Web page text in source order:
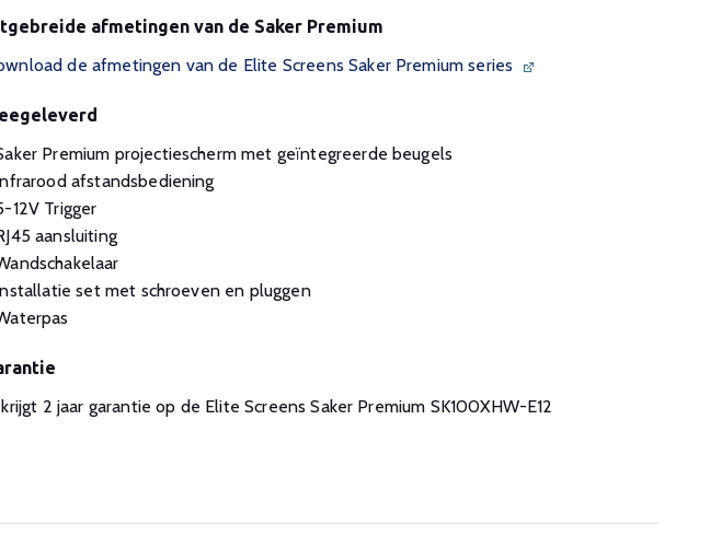
afmetingen van de Saker Premium
de afmetingen van de Elite Screens Saker Premium series
Premium projectiescherm met geïntegreerde beugels
afstandsbediening
12V Trigger
aansluiting
set met schroeven en pluggen
krijgt 2 jaar garantie op de Elite Screens Saker Premium SK100XHW-E12